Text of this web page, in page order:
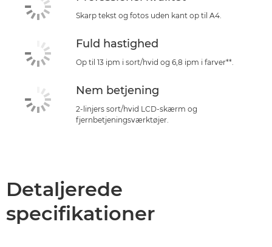
Skarp tekst og fotos uden kant op til A4.
Fuld hastighed
Op til 13 ipm i sort/hvid og 6,8 ipm i farver**.
Nem betjening
2-linjers sort/hvid LCD-skærm og
fjernbetjeningsværktøjer.
Detaljerede
specifikationer